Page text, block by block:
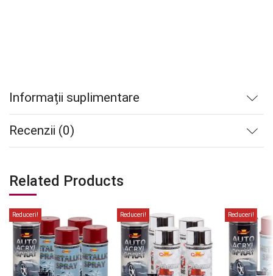
Informații suplimentare
Recenzii (0)
Related Products
Reduceri! Reduceri! Reduceri!